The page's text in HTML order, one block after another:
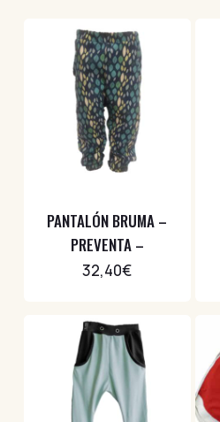
PANTALÓN BRUMA –
PREVENTA –
32,40€